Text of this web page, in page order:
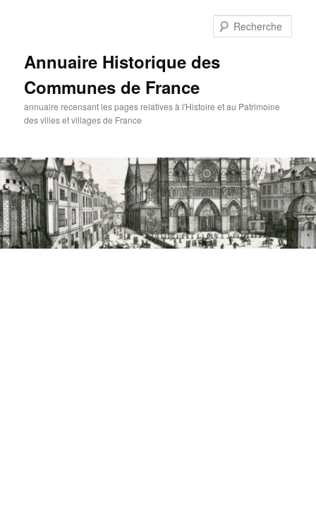
Annuaire Historique des
Communes de France
annuaire recensant les pages relatives à l'Histoire et au Patrimoine
des villes et villages de France